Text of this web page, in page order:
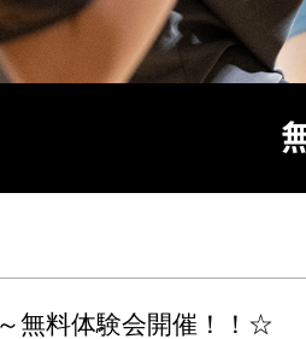
無料体験会開催！！☆